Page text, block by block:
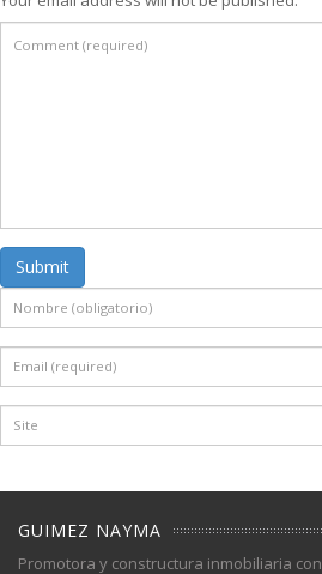
Submit
GUIMEZ NAYMA
Promotora y constructura inmobiliaria con